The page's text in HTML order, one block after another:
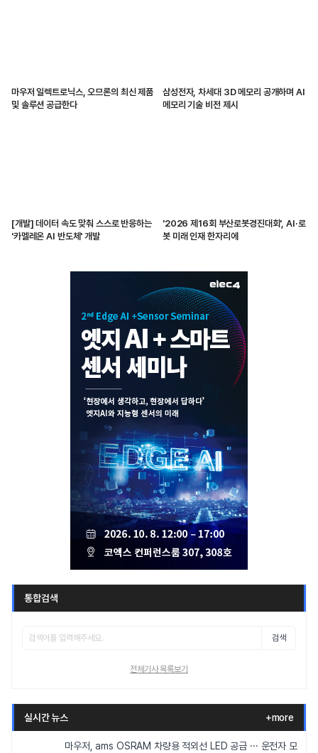
마우저 일렉트로닉스, 오므론의 최신 제품
및 솔루션 공급한다
삼성전자, 차세대 3D 메모리 공개하며 AI
메모리 기술 비전 제시
[개발] 데이터 속도 맞춰 스스로 반응하는
'카멜레온 AI 반도체' 개발
'2026 제16회 부산로봇경진대회', AI·로
봇 미래 인재 한자리에
통합검색
검색
전체기사 목록보기
실시간 뉴스 +more
마우저, ams OSRAM 차량용 적외선 LED 공급 ··· 운전자 모